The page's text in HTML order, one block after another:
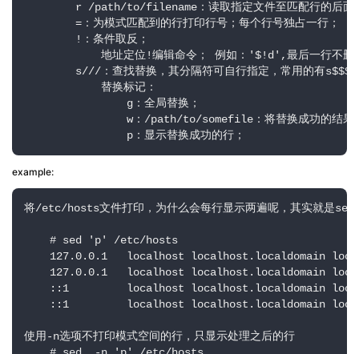
r /path/to/filename：读取指定文件至匹配行的后面；
=：为模式匹配到的行打印行号；每个行号独占一行；
!：条件取反；
地址定位!编辑命令； 例如：'$!d',最后一行不删
s///：查找替换，其分隔符可自行指定，常用的有
替换标记：
g：全局替换；
w：/path/to/somefile：将替换成功的结果保存
p：显示替换成功的行；
example:
将/etc/hosts文件打印，为什么会每行显示两遍呢，其实就是sed
# sed 'p' /etc/hosts
127.0.0.1   localhost localhost.localdomain
127.0.0.1   localhost localhost.localdomain
::1         localhost localhost.localdomain
::1         localhost localhost.localdomain
使用-n选项不打印模式空间的行，只显示处理之后的行